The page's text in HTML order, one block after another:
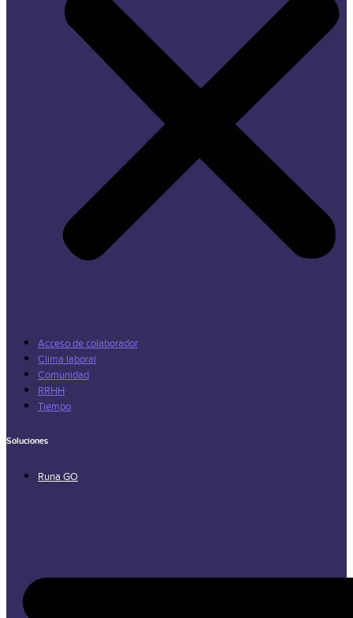
Acceso de colaborador
Clima laboral
Comunidad
RRHH
Tiempo
Soluciones
Runa GO